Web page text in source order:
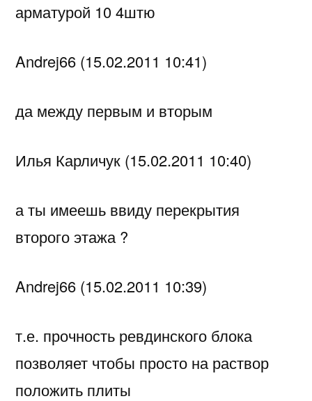
арматурой 10 4штю
Andrej66 (15.02.2011 10:41)
да между первым и вторым
Илья Карличук (15.02.2011 10:40)
а ты имеешь ввиду перекрытия
второго этажа ?
Andrej66 (15.02.2011 10:39)
т.е. прочность ревдинского блока
позволяет чтобы просто на раствор
положить плиты